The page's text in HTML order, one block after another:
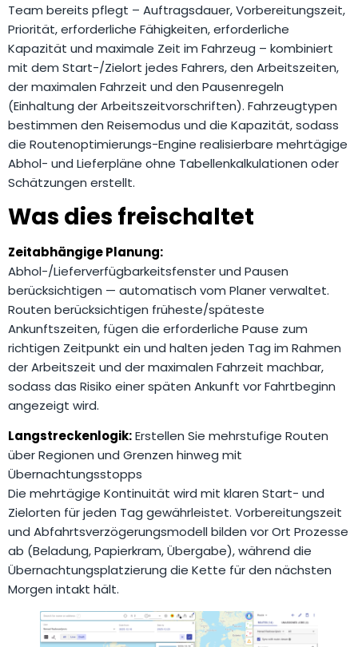
Team bereits pflegt – Auftragsdauer, Vorbereitungszeit,
Priorität, erforderliche Fähigkeiten, erforderliche
Kapazität und maximale Zeit im Fahrzeug – kombiniert
mit dem Start-/Zielort jedes Fahrers, den Arbeitszeiten,
der maximalen Fahrzeit und den Pausenregeln
(Einhaltung der Arbeitszeitvorschriften). Fahrzeugtypen
bestimmen den Reisemodus und die Kapazität, sodass
die Routenoptimierungs-Engine realisierbare mehrtägige
Abhol- und Lieferpläne ohne Tabellenkalkulationen oder
Schätzungen erstellt.
Was dies freischaltet
Zeitabhängige Planung:
Abhol-/Lieferverfügbarkeitsfenster und Pausen
berücksichtigen — automatisch vom Planer verwaltet.
Routen berücksichtigen früheste/späteste
Ankunftszeiten, fügen die erforderliche Pause zum
richtigen Zeitpunkt ein und halten jeden Tag im Rahmen
der Arbeitszeit und der maximalen Fahrzeit machbar,
sodass das Risiko einer späten Ankunft vor Fahrtbeginn
angezeigt wird.
Langstreckenlogik:Erstellen Sie mehrstufige Routen
über Regionen und Grenzen hinweg mit
Übernachtungsstopps
Die mehrtägige Kontinuität wird mit klaren Start- und
Zielorten für jeden Tag gewährleistet. Vorbereitungszeit
und Abfahrtsverzögerungsmodell bilden vor Ort Prozesse
ab (Beladung, Papierkram, Übergabe), während die
Übernachtungsplatzierung die Kette für den nächsten
Morgen intakt hält.